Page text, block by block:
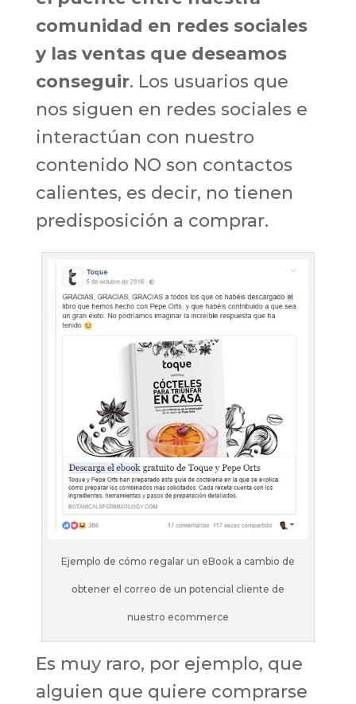
comunidad en redes sociales
y las ventas que deseamos
conseguir. Los usuarios que
nos siguen en redes sociales e
interactúan con nuestro
contenido NO son contactos
calientes, es decir, no tienen
predisposición a comprar.
Ejemplo de cómo regalar un eBook a cambio de
obtener el correo de un potencial cliente de
nuestro ecommerce
Es muy raro, por ejemplo, que
alguien que quiere comprarse